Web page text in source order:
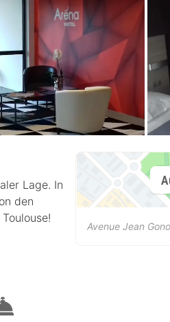
Lage. In
den
Avenue Jean